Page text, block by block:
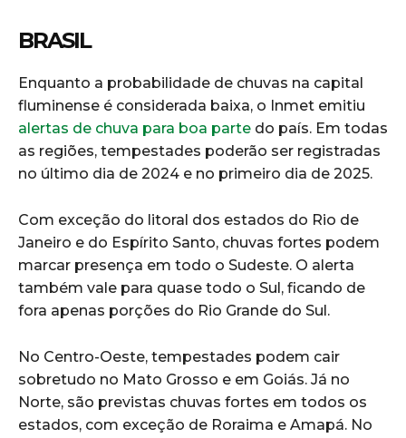
BRASIL
Enquanto a probabilidade de chuvas na capital
fluminense é considerada baixa, o Inmet emitiu
alertas de chuva para boa parte do país. Em todas
as regiões, tempestades poderão ser registradas
no último dia de 2024 e no primeiro dia de 2025.
Com exceção do litoral dos estados do Rio de
Janeiro e do Espírito Santo, chuvas fortes podem
marcar presença em todo o Sudeste. O alerta
também vale para quase todo o Sul, ficando de
fora apenas porções do Rio Grande do Sul.
No Centro-Oeste, tempestades podem cair
sobretudo no Mato Grosso e em Goiás. Já no
Norte, são previstas chuvas fortes em todos os
estados, com exceção de Roraima e Amapá. No